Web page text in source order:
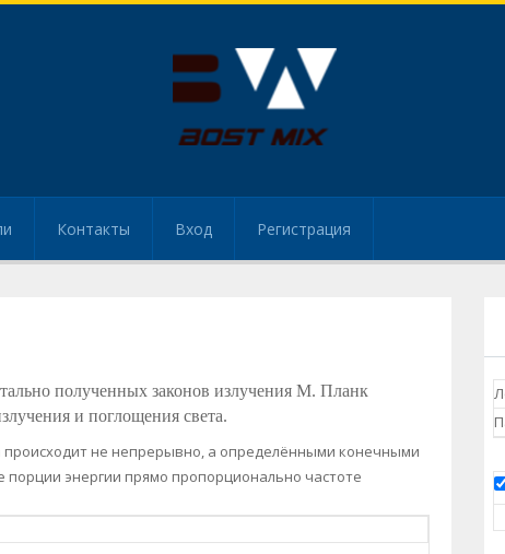
Контакты Вход Регистрация
полученных законов излучения М. Планк
и поглощения света.
происходит не непрерывно, а определёнными конечными
порции энергии прямо пропорционально частоте